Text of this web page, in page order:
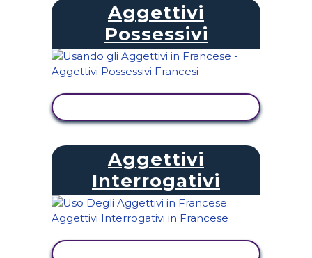
Aggettivi
Possessivi
Aggettivi
Interrogativi